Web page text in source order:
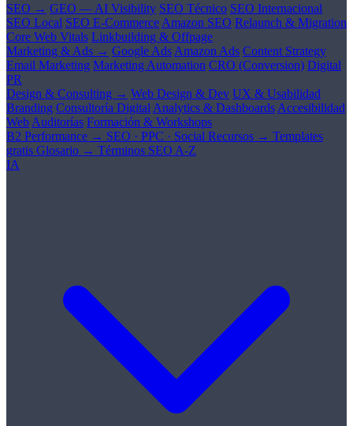
SEO → GEO — AI Visibility SEO Técnico SEO Internacional
SEO Local SEO E-Commerce Amazon SEO Relaunch & Migration
Core Web Vitals Linkbuilding & Offpage
Marketing & Ads → Google Ads Amazon Ads Content Strategy
Email Marketing Marketing Automation CRO (Conversion) Digital
PR
Design & Consulting → Web Design & Dev UX & Usabilidad
Branding Consultoría Digital Analytics & Dashboards Accesibilidad
Web Auditorías Formación & Workshops
B2 Performance → SEO · PPC · Social Recursos → Templates
gratis Glosario → Términos SEO A-Z
IA